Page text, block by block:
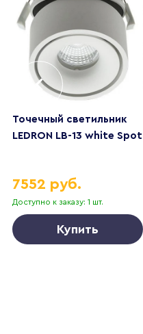
Точечный светильник
LEDRON LB-13 white Spot
Доступно к заказу: 1 шт.
7552 руб.
Купить